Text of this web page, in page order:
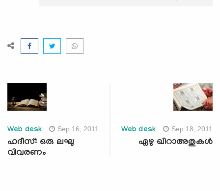
Web desk Sep 16, 2011
ഹദീസ്: ഒരു ലഘു
വിവരണം
Web desk Sep 18, 2011
ഏഴു ഖിറാഅതുകള്‍